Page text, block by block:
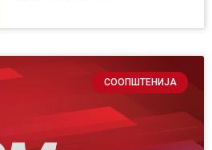
СООПШТЕНИЈА